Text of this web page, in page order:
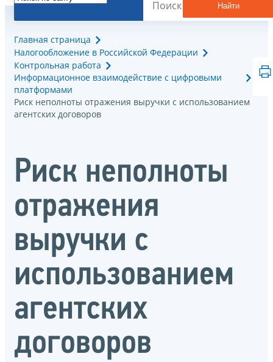
Найти
Главная страница
Налогообложение в Российской Федерации
Контрольная работа
Информационное взаимодействие с цифровыми
платформами
Риск неполноты отражения выручки с использованием
агентских договоров
Риск неполноты
отражения
выручки с
использованием
агентских
договоров